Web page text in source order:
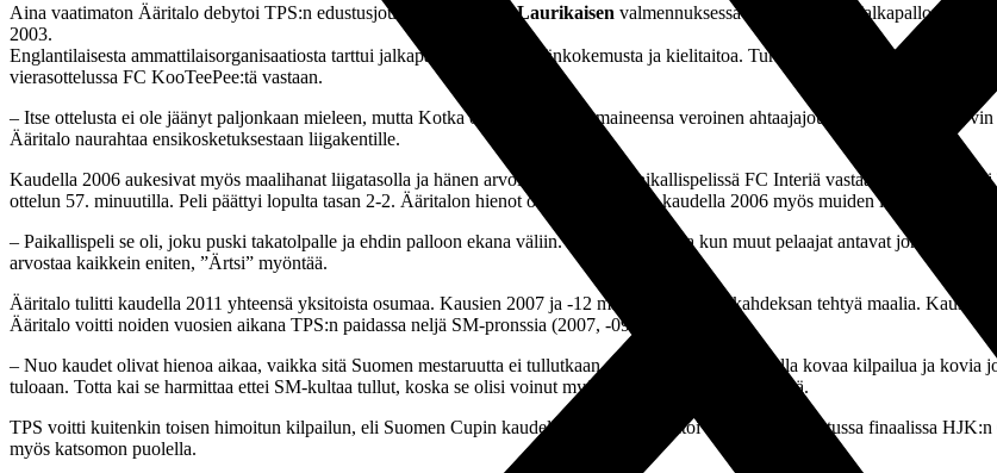
Aina vaatimaton Ääritalo debytoi TPS:n edustusjoukkueessa
Mika Laurikaisen valmennuksessa kaudella 2002 Jalkapallon
2003.
Englantilaisesta ammattilaisorganisaatiosta tarttui jalkapallo-oppia, elämänkokemusta ja kielitaitoa. Turkuun ja TPS-paitaan hän
vierasottelussa FC KooTeePee:tä vastaan.
– Itse ottelusta ei ole jäänyt paljonkaan mieleen, mutta Kotka oli siihen aikaan maineensa veroinen ahtaajajoukkue ja niillä oli
Ääritalo naurahtaa ensikosketuksestaan liigakentille.
Kaudella 2006 aukesivat myös maalihanat liigatasolla ja hänen arvolleen sopivasti paikallispelissä FC Interiä vastaan. FC Inter
ottelun 57. minuutilla. Peli päättyi lopulta tasan 2-2. Ääritalon hienot otteet huomioitiin kaudella 2006 myös muiden liigapelaajien
– Paikallispeli se oli, joku puski takatolpalle ja ehdin palloon ekana väliin. Siitä se tuli. Aina kun muut pelaajat antavat jonkun
arvostaa kaikkein eniten, ”Ärtsi” myöntää.
Ääritalo tulitti kaudella 2011 yhteensä yksitoista osumaa. Kausien 2007 ja -12 maalisaldot olivat kahdeksan tehtyä maalia.
Ääritalo voitti noiden vuosien aikana TPS:n paidassa neljä SM-pronssia (2007, -09, -10 ja -12).
– Nuo kaudet olivat hienoa aikaa, vaikka sitä Suomen mestaruutta ei tullutkaan. Noina vuosina oli todella kovaa kilpailua ja
tuloaan. Totta kai se harmittaa ettei SM-kultaa tullut, koska se olisi voinut myös meille tulla, Ääritalo tietää.
TPS voitti kuitenkin toisen himoitun kilpailun, eli Suomen Cupin kaudella 2010. TPS kaatoi Helsingissä pelatussa finaalissa
myös katsomon puolella.